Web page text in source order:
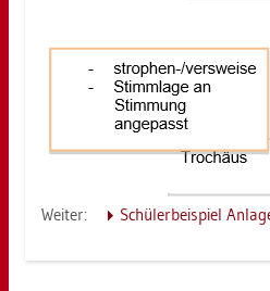
Wei­ter: Schü­ler­bei­spiel